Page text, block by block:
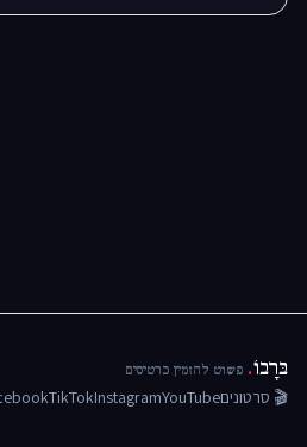
בּרָבוֹ. פשוט להזמין כרטיסים
🎬 סרטוניםYouTube
Instagram
TikTok